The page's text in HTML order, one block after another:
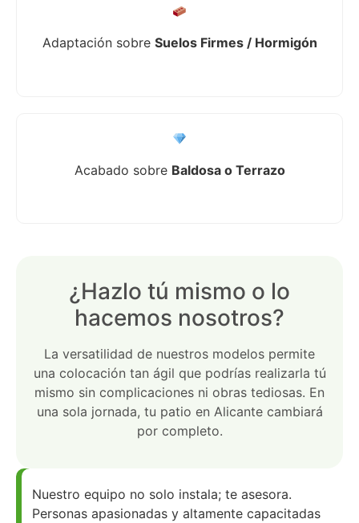
Adaptación sobre Suelos Firmes / Hormigón
Acabado sobre Baldosa o Terrazo
¿Hazlo tú mismo o lo
hacemos nosotros?
La versatilidad de nuestros modelos permite
una colocación tan ágil que podrías realizarla tú
mismo sin complicaciones ni obras tediosas. En
una sola jornada, tu patio en Alicante cambiará
por completo.
Nuestro equipo no solo instala; te asesora.
Personas apasionadas y altamente capacitadas